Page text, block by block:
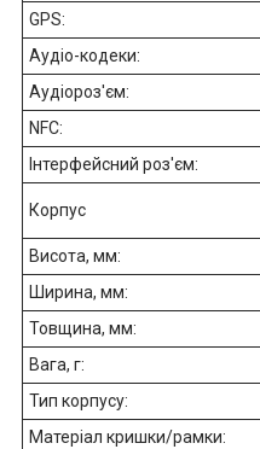
GPS:
Аудіо-кодеки:
Аудіороз'єм:
NFC:
Інтерфейсний роз'єм:
Корпус
Висота, мм:
Ширина, мм:
Товщина, мм:
Вага, г:
Тип корпусу:
Матеріал кришки/рамки: